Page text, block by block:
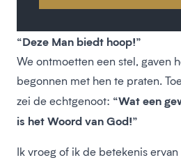
“Deze Man biedt hoop!”
We ontmoetten een stel, gaven
begonnen met hen te praten.
zei de echtgenoot: “Wat een
is het Woord van God!”
Ik vroeg of ik de betekenis